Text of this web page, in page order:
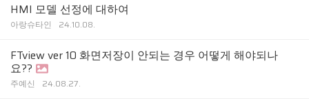
HMI 모델 선정에 대하여
아랑슈타인 24.10.08.
FTview ver 10 화면저장이 안되는 경우 어떻게 해야되나
요??
주예신 24.08.27.